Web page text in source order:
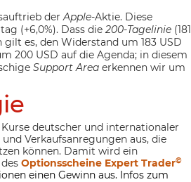
derApple-Aktie. Diese
(+6,0%). Dass die 200-Tagelinie (181
es, den Widerstand um 183 USD
200 USD auf die Agenda; in diesem
Support Area erkennen wir um
deutscher und internationaler
Verkaufsanregungen aus, die
können. Damit wird ein
des Optionsscheine Expert Trader©
einen Gewinn aus. Infos zum